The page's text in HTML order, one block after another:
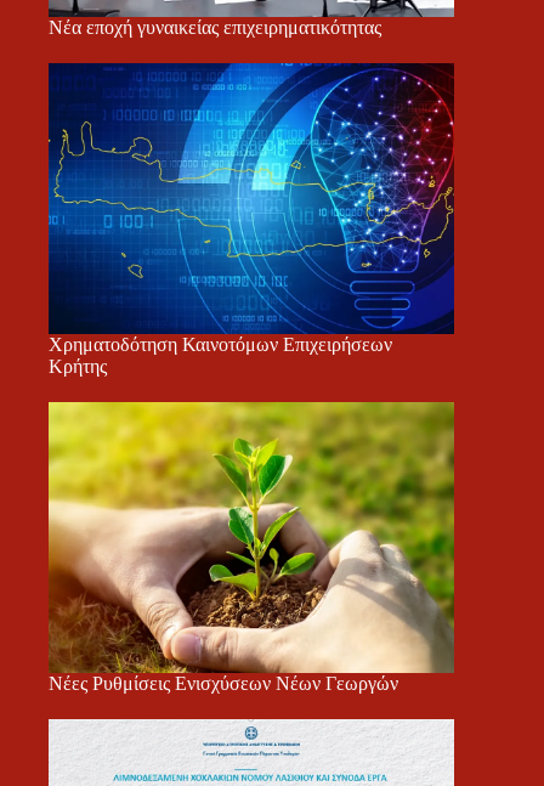
Νέα εποχή γυναικείας επιχειρηματικότητας
Χρηματοδότηση Καινοτόμων Επιχειρήσεων
Κρήτης
Νέες Ρυθμίσεις Ενισχύσεων Νέων Γεωργών